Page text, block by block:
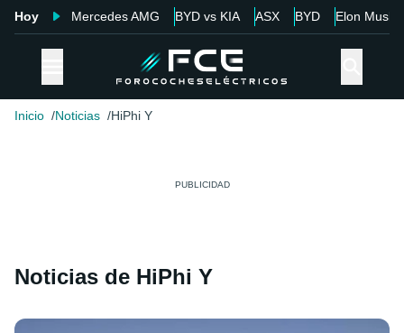
Hoy Mercedes AMG BYD vs KIA ASX BYD Elon Musk
Inicio Noticias HiPhi Y
Noticias de HiPhi Y